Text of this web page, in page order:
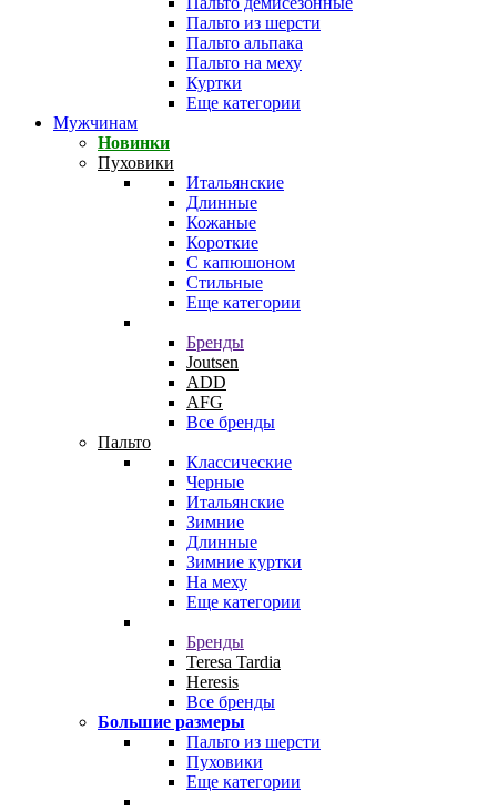
Пальто из шерсти
Пальто альпака
Пальто на меху
Куртки
Еще категории
Мужчинам
Новинки
Пуховики
Итальянские
Длинные
Кожаные
Короткие
С капюшоном
Стильные
Еще категории
Бренды
Joutsen
ADD
AFG
Все бренды
Пальто
Классические
Черные
Итальянские
Зимние
Длинные
Зимние куртки
На меху
Еще категории
Бренды
Teresa Tardia
Heresis
Все бренды
Большие размеры
Пальто из шерсти
Пуховики
Еще категории